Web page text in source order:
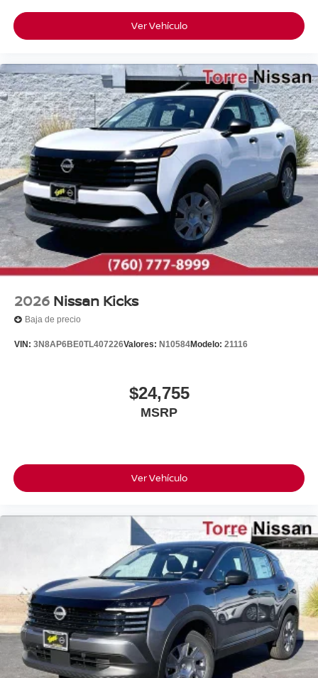
Ver Vehículo
2026 Nissan Kicks
Baja de precio
VIN: 3N8AP6BE0TL407226Valores: N10584Modelo: 21116
$24,755
MSRP
Ver Vehículo